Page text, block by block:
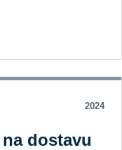
2024
dostavu